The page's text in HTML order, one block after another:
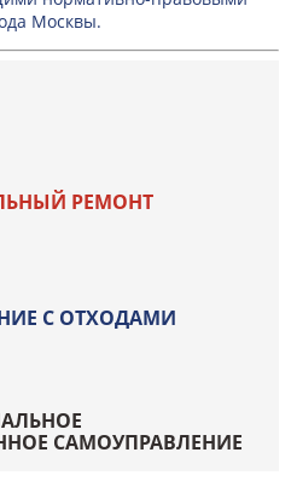
Москвы.
РЕМОНТ
С ОТХОДАМИ
САМОУПРАВЛЕНИЕ